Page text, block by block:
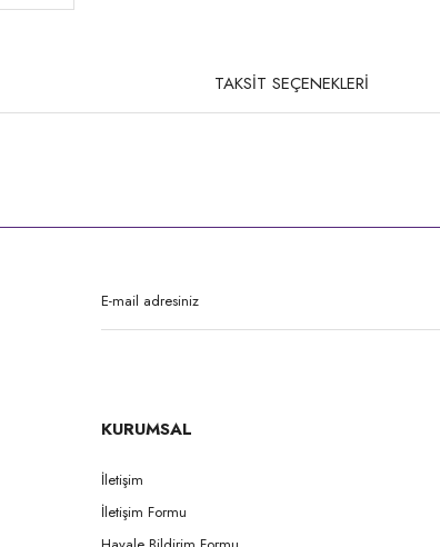
TAKSİT SEÇENEKLERİ
KURUMSAL
İletişim
İletişim Formu